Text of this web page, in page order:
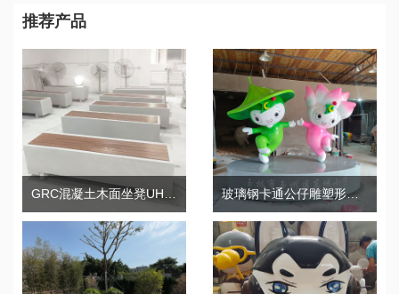
推荐产品
玻璃钢卡通公仔雕塑形象IP创意摆件